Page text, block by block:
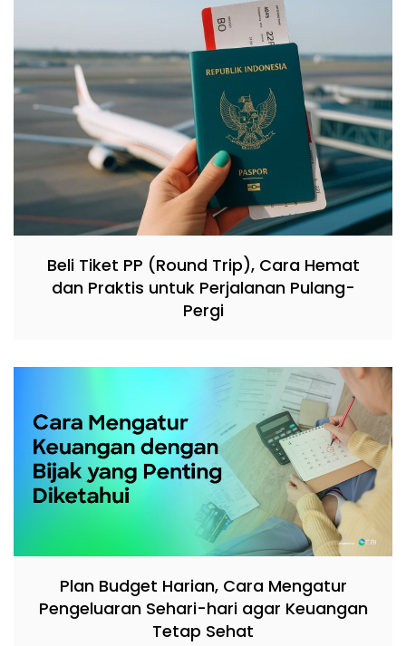
Beli Tiket PP (Round Trip), Cara Hemat
dan Praktis untuk Perjalanan Pulang-
Pergi
Plan Budget Harian, Cara Mengatur
Pengeluaran Sehari-hari agar Keuangan
Tetap Sehat